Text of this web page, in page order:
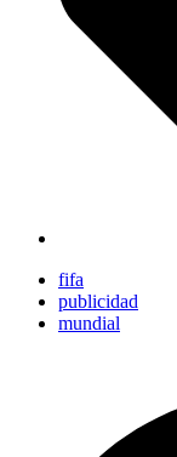
fifa
publicidad
mundial